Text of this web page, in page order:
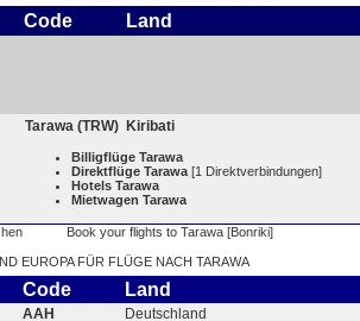
Code Land
Tarawa (TRW) Kiribati
Billigflüge Tarawa
Direktflüge Tarawa [1 Direktverbindungen]
Hotels Tarawa
Mietwagen Tarawa
EUROPA FÜR FLÜGE NACH TARAWA
Code Land
AAH
Deutschland